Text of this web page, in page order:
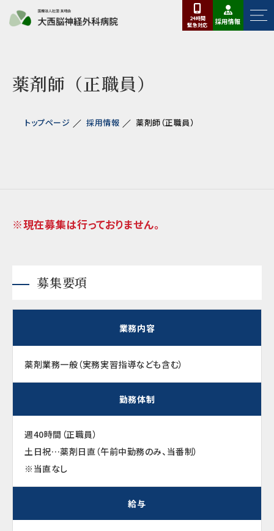
24時間
緊急対応 採用情報
薬剤師（正職員）
トップページ 採用情報 薬剤師（正職員）
※現在募集は行っておりません。
募集要項
業務内容
薬剤業務一般（実務実習指導なども含む）
勤務体制
週40時間（正職員）
土日祝…薬剤日直（午前中勤務のみ、当番制）
※当直なし
給与